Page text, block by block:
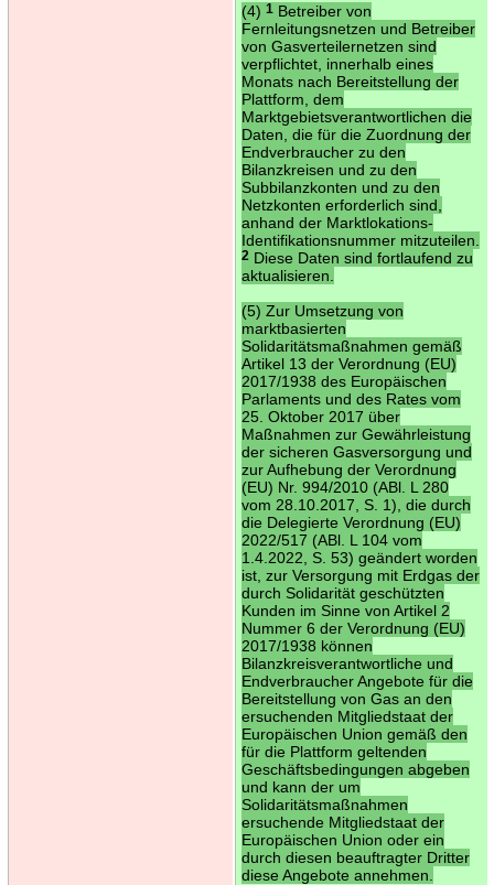
(4) 1Betreiber von
Fernleitungsnetzen und Betreiber
von Gasverteilernetzen sind
verpflichtet, innerhalb eines
Monats nach Bereitstellung der
Plattform, dem
Marktgebietsverantwortlichen die
Daten, die für die Zuordnung der
Endverbraucher zu den
Bilanzkreisen und zu den
Subbilanzkonten und zu den
Netzkonten erforderlich sind,
anhand der Marktlokations-
Identifikationsnummer mitzuteilen.
2Diese Daten sind fortlaufend zu
aktualisieren.
(5) Zur Umsetzung von
marktbasierten
Solidaritätsmaßnahmen gemäß
Artikel 13 der Verordnung (EU)
2017/1938 des Europäischen
Parlaments und des Rates vom
25. Oktober 2017 über
Maßnahmen zur Gewährleistung
der sicheren Gasversorgung und
zur Aufhebung der Verordnung
(EU) Nr. 994/2010 (ABl. L 280
vom 28.10.2017, S. 1), die durch
die Delegierte Verordnung (EU)
2022/517 (ABl. L 104 vom
1.4.2022, S. 53) geändert worden
ist, zur Versorgung mit Erdgas der
durch Solidarität geschützten
Kunden im Sinne von Artikel 2
Nummer 6 der Verordnung (EU)
2017/1938 können
Bilanzkreisverantwortliche und
Endverbraucher Angebote für die
Bereitstellung von Gas an den
ersuchenden Mitgliedstaat der
Europäischen Union gemäß den
für die Plattform geltenden
Geschäftsbedingungen abgeben
und kann der um
Solidaritätsmaßnahmen
ersuchende Mitgliedstaat der
Europäischen Union oder ein
durch diesen beauftragter Dritter
diese Angebote annehmen.